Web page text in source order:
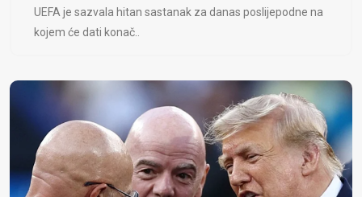
UEFA je sazvala hitan sastanak za danas poslijepodne na
kojem će dati konač..